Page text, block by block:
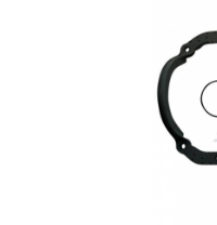
Ropa, calzado y
Salud, belleza y